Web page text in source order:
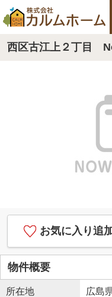
西区古江上２丁目
お気に入り追
物件概要
所在地 広島